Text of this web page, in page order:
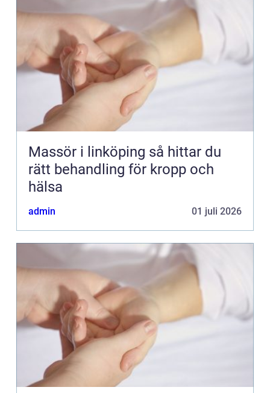
Massör i linköping så hittar du
rätt behandling för kropp och
hälsa
admin 01 juli 2026